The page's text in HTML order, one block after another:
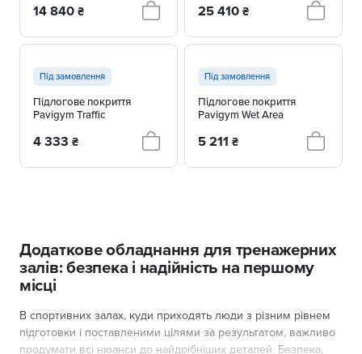
14 840 ₴ 25 410 ₴
Під замовлення
Підлогове покриття
Pavigym Traffic
4 333 ₴
Під замовлення
Підлогове покриття
Pavigym Wet Area
5 211 ₴
Додаткове обладнання для тренажерних
залів: безпека і надійність на першому
місці
В спортивних залах, куди приходять люди з різним рівнем
підготовки і поставленими цілями за результатом, важливо
продумати всі нюанси до найдрібніших деталей. Безпека,